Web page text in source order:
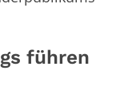
führen